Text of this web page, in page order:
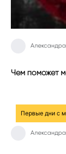
Чем поможет
Первые дни с